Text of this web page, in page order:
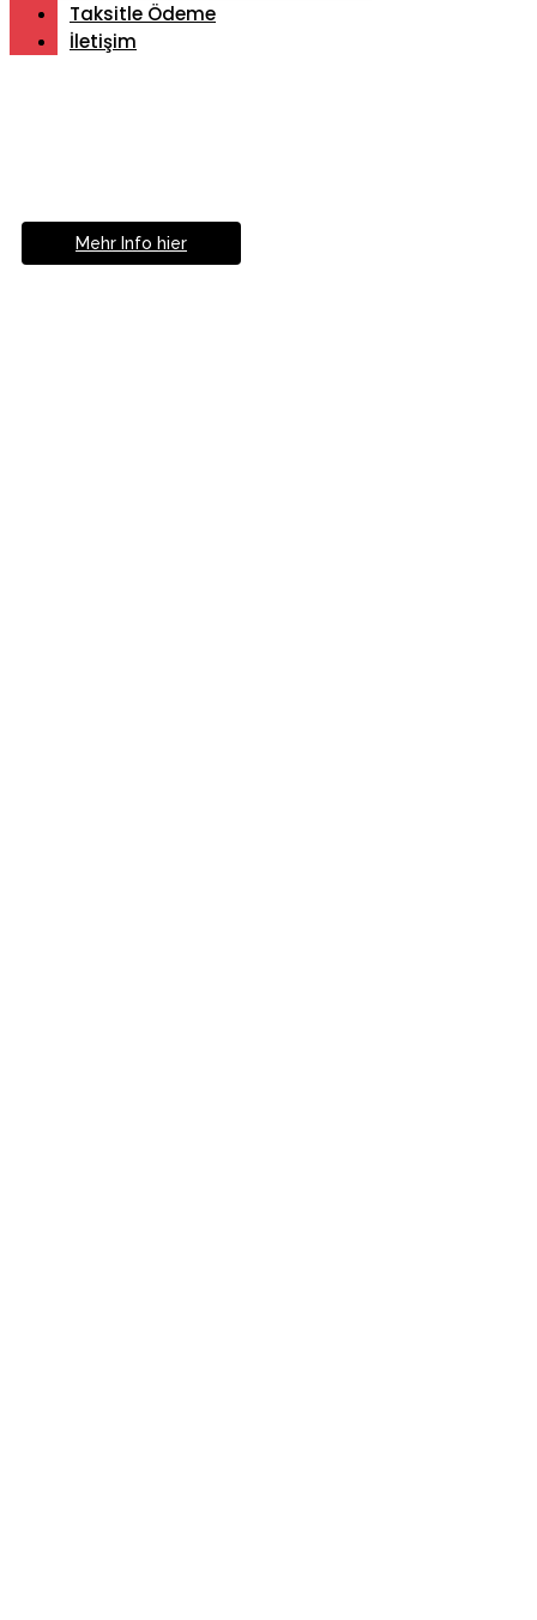
Taksitle Ödeme
İletişim
Mehr Info hier